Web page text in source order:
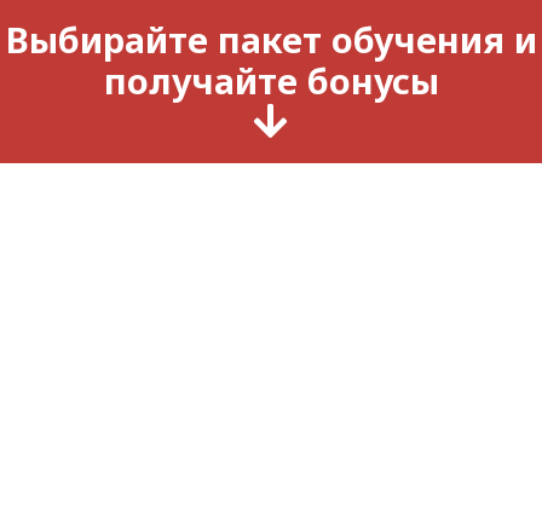
Выбирайте пакет обучения и
получайте бонусы